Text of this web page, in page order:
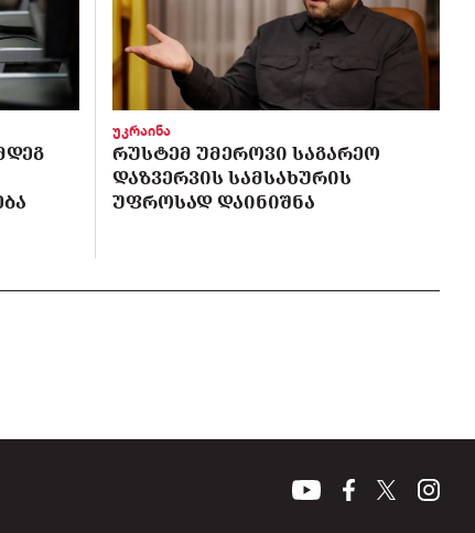
უკრაინა
ᲠᲣᲡᲢᲔᲛ ᲣᲛᲔᲠᲝᲕᲘ ᲡᲐᲒᲐᲠᲔᲝ
ᲓᲐᲖᲕᲔᲠᲕᲘᲡ ᲡᲐᲛᲡᲐᲮᲣᲠᲘᲡ
ᲣᲤᲠᲝᲡᲐᲓ ᲓᲐᲘᲜᲘᲨᲜᲐ